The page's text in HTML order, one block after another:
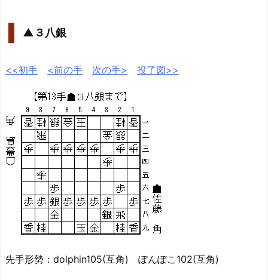
▲３八銀
<<初手 <前の手 次の手> 投了図>>
先手形勢：dolphin105(互角) ぽんぽこ102(互角)